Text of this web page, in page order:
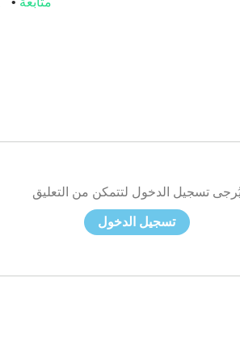
تسجيل الدخول لتتمكن من التعليق
تسجيل الدخول